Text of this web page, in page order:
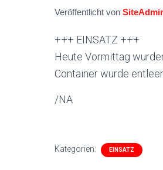
Veröffentlicht von
+++ EINSATZ +++
Heute Vormittag
Container wurde
/NA
Kategorien: EINSATZ